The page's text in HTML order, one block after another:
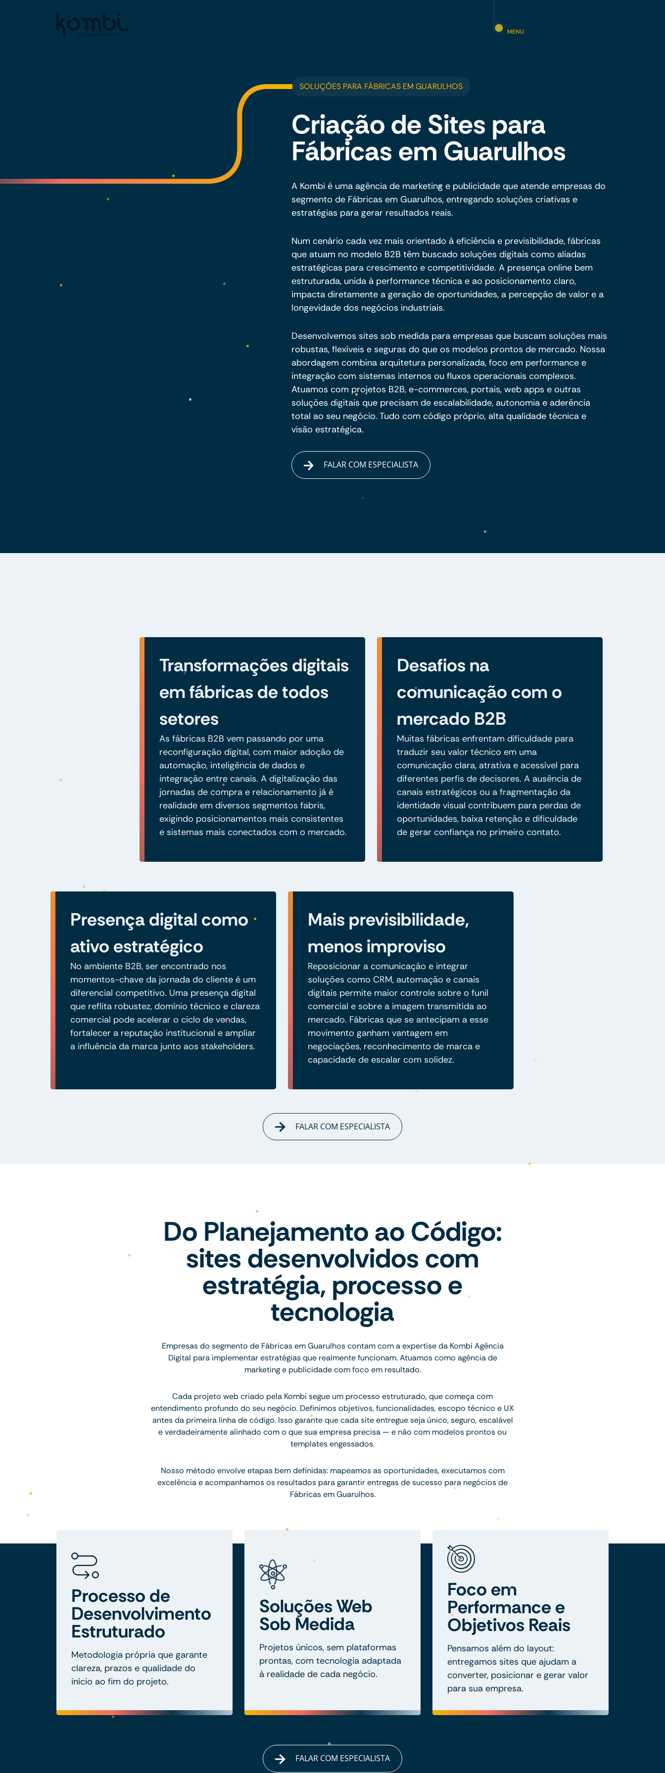
MENU
SOLUÇÕES PARA FÁBRICAS EM GUARULHOS
Criação de Sites para
Fábricas em Guarulhos
A Kombi é uma agência de marketing e publicidade que atende empresas do
segmento de Fábricas em Guarulhos, entregando soluções criativas e
estratégias para gerar resultados reais.
Num cenário cada vez mais orientado à eficiência e previsibilidade, fábricas
que atuam no modelo B2B têm buscado soluções digitais como aliadas
estratégicas para crescimento e competitividade. A presença online bem
estruturada, unida à performance técnica e ao posicionamento claro,
impacta diretamente a geração de oportunidades, a percepção de valor e a
longevidade dos negócios industriais.
Desenvolvemos sites sob medida para empresas que buscam soluções mais
robustas, flexíveis e seguras do que os modelos prontos de mercado. Nossa
abordagem combina arquitetura personalizada, foco em performance e
integração com sistemas internos ou fluxos operacionais complexos.
Atuamos com projetos B2B, e-commerces, portais, web apps e outras
soluções digitais que precisam de escalabilidade, autonomia e aderência
total ao seu negócio. Tudo com código próprio, alta qualidade técnica e
visão estratégica.
FALAR COM ESPECIALISTA
Transformações digitais
em fábricas de todos
setores
As fábricas B2B vem passando por uma
reconfiguração digital, com maior adoção de
automação, inteligência de dados e
integração entre canais. A digitalização das
jornadas de compra e relacionamento já é
realidade em diversos segmentos fabris,
exigindo posicionamentos mais consistentes
e sistemas mais conectados com o mercado.
Desafios na
comunicação com o
mercado B2B
Muitas fábricas enfrentam dificuldade para
traduzir seu valor técnico em uma
comunicação clara, atrativa e acessível para
diferentes perfis de decisores. A ausência de
canais estratégicos ou a fragmentação da
identidade visual contribuem para perdas de
oportunidades, baixa retenção e dificuldade
de gerar confiança no primeiro contato.
Presença digital como
ativo estratégico
No ambiente B2B, ser encontrado nos
momentos-chave da jornada do cliente é um
diferencial competitivo. Uma presença digital
que reflita robustez, domínio técnico e clareza
comercial pode acelerar o ciclo de vendas,
fortalecer a reputação institucional e ampliar
a influência da marca junto aos stakeholders.
Mais previsibilidade,
menos improviso
Reposicionar a comunicação e integrar
soluções como CRM, automação e canais
digitais permite maior controle sobre o funil
comercial e sobre a imagem transmitida ao
mercado. Fábricas que se antecipam a esse
movimento ganham vantagem em
negociações, reconhecimento de marca e
capacidade de escalar com solidez.
FALAR COM ESPECIALISTA
Do Planejamento ao Código:
sites desenvolvidos com
estratégia, processo e
tecnologia
Empresas do segmento de Fábricas em Guarulhos contam com a expertise da Kombi Agência
Digital para implementar estratégias que realmente funcionam. Atuamos como agência de
marketing e publicidade com foco em resultado.
Cada projeto web criado pela Kombi segue um processo estruturado, que começa com
entendimento profundo do seu negócio. Definimos objetivos, funcionalidades, escopo técnico e UX
antes da primeira linha de código. Isso garante que cada site entregue seja único, seguro, escalável
e verdadeiramente alinhado com o que sua empresa precisa — e não com modelos prontos ou
templates engessados.
Nosso método envolve etapas bem definidas: mapeamos as oportunidades, executamos com
excelência e acompanhamos os resultados para garantir entregas de sucesso para negócios de
Fábricas em Guarulhos.
Processo de
Desenvolvimento
Estruturado
Metodologia própria que garante
clareza, prazos e qualidade do
início ao fim do projeto.
Soluções Web
Sob Medida
Projetos únicos, sem plataformas
prontas, com tecnologia adaptada
à realidade de cada negócio.
Foco em
Performance e
Objetivos Reais
Pensamos além do layout:
entregamos sites que ajudam a
converter, posicionar e gerar valor
para sua empresa.
FALAR COM ESPECIALISTA